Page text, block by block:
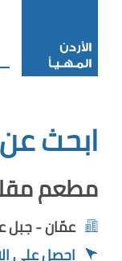
ابحث
مطعم
عمّان - جبل
احصل على